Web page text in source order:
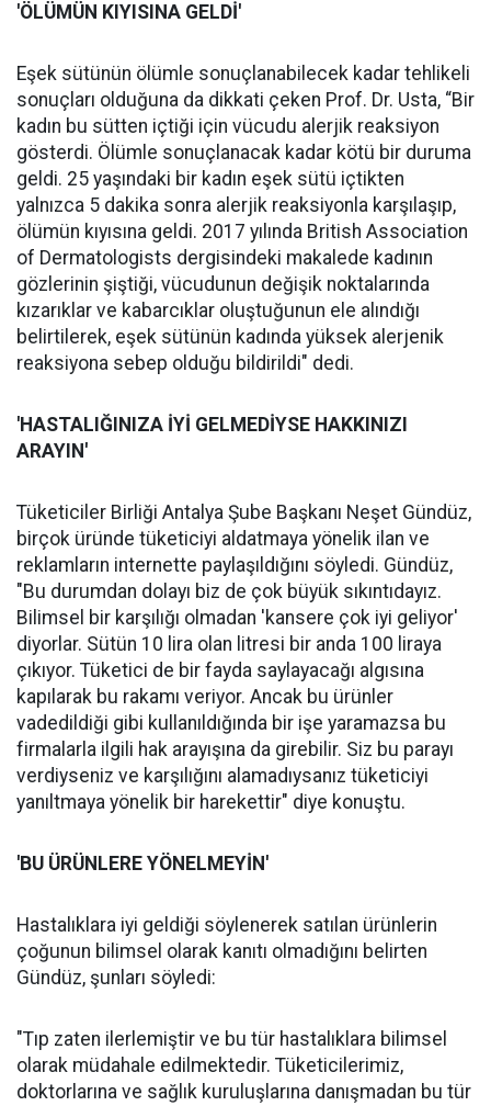
'ÖLÜMÜN KIYISINA GELDİ'
Eşek sütünün ölümle sonuçlanabilecek kadar tehlikeli
sonuçları olduğuna da dikkati çeken Prof. Dr. Usta, “Bir
kadın bu sütten içtiği için vücudu alerjik reaksiyon
gösterdi. Ölümle sonuçlanacak kadar kötü bir duruma
geldi. 25 yaşındaki bir kadın eşek sütü içtikten
yalnızca 5 dakika sonra alerjik reaksiyonla karşılaşıp,
ölümün kıyısına geldi. 2017 yılında British Association
of Dermatologists dergisindeki makalede kadının
gözlerinin şiştiği, vücudunun değişik noktalarında
kızarıklar ve kabarcıklar oluştuğunun ele alındığı
belirtilerek, eşek sütünün kadında yüksek alerjenik
reaksiyona sebep olduğu bildirildi" dedi.
'HASTALIĞINIZA İYİ GELMEDİYSE HAKKINIZI
ARAYIN'
Tüketiciler Birliği Antalya Şube Başkanı Neşet Gündüz,
birçok üründe tüketiciyi aldatmaya yönelik ilan ve
reklamların internette paylaşıldığını söyledi. Gündüz,
"Bu durumdan dolayı biz de çok büyük sıkıntıdayız.
Bilimsel bir karşılığı olmadan 'kansere çok iyi geliyor'
diyorlar. Sütün 10 lira olan litresi bir anda 100 liraya
çıkıyor. Tüketici de bir fayda saylayacağı algısına
kapılarak bu rakamı veriyor. Ancak bu ürünler
vadedildiği gibi kullanıldığında bir işe yaramazsa bu
firmalarla ilgili hak arayışına da girebilir. Siz bu parayı
verdiyseniz ve karşılığını alamadıysanız tüketiciyi
yanıltmaya yönelik bir harekettir" diye konuştu.
'BU ÜRÜNLERE YÖNELMEYİN'
Hastalıklara iyi geldiği söylenerek satılan ürünlerin
çoğunun bilimsel olarak kanıtı olmadığını belirten
Gündüz, şunları söyledi:
"Tıp zaten ilerlemiştir ve bu tür hastalıklara bilimsel
olarak müdahale edilmektedir. Tüketicilerimiz,
doktorlarına ve sağlık kuruluşlarına danışmadan bu tür